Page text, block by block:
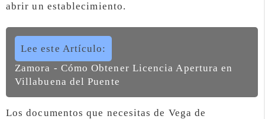
abrir un establecimiento.
Lee este Artículo:
Zamora - Cómo Obtener Licencia Apertura en
Villabuena del Puente
Los documentos que necesitas de Vega de